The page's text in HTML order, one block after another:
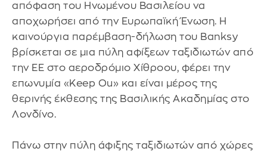
απόφαση του Ηνωμένου Βασιλείου να
αποχωρήσει από την Ευρωπαϊκή Ένωση. Η
καινούργια παρέμβαση-δήλωση του Banksy
βρίσκεται σε μια πύλη αφίξεων ταξιδιωτών από
την ΕΕ στο αεροδρόμιο Χίθροου, φέρει την
επωνυμία «Keep Ou» και είναι μέρος της
θερινής έκθεσης της Βασιλικής Ακαδημίας στο
Λονδίνο.
Πάνω στην πύλη άφιξης ταξιδιωτών από χώρες